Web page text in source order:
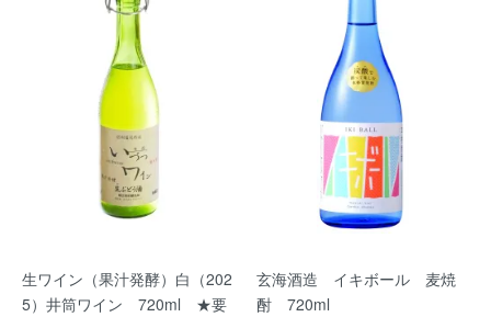
生ワイン（果汁発酵）白（202
5）井筒ワイン 720ml ★要
玄海酒造 イキボール 麦焼
酎 720ml